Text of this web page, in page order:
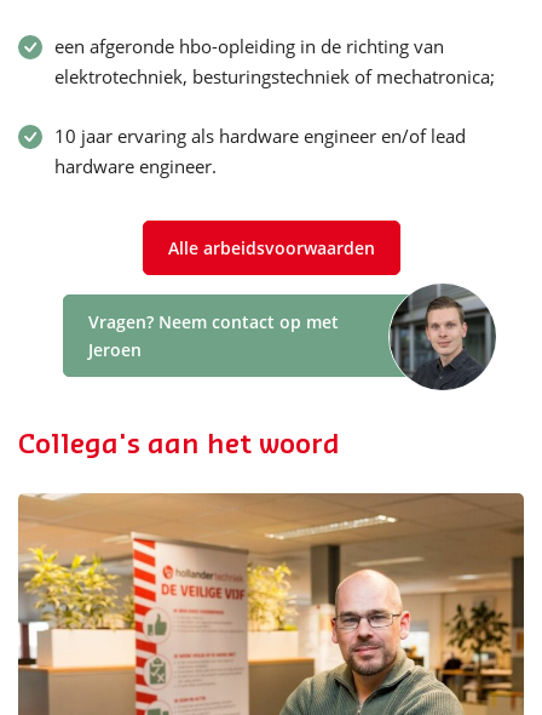
een afgeronde hbo-opleiding in de richting van
elektrotechniek, besturingstechniek of mechatronica;
10 jaar ervaring als hardware engineer en/of lead
hardware engineer.
Alle arbeidsvoorwaarden
Vragen? Neem contact op met
Jeroen
Collega's aan het woord